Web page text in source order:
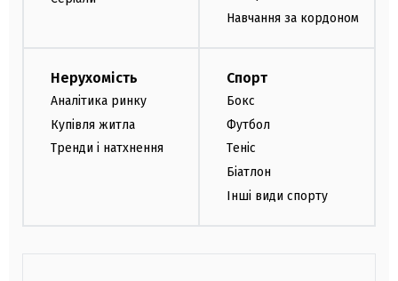
Навчання за кордоном
Нерухомість
Аналітика ринку
Купівля житла
Тренди і натхнення
Спорт
Бокс
Футбол
Теніс
Біатлон
Інші види спорту